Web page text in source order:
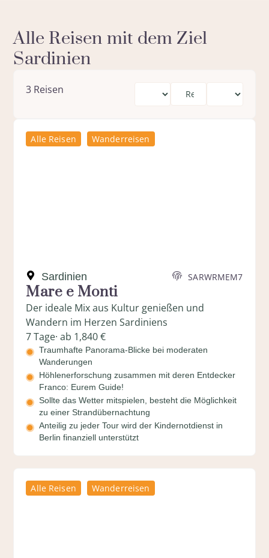
Alle Reisen mit dem Ziel
Sardinien
3 Reisen
Alle Reisen Wanderreisen
Sardinien SARWRMEM7
Mare e Monti
Der ideale Mix aus Kultur genießen und
Wandern im Herzen Sardiniens
7 Tage· ab 1,840 €
Traumhafte Panorama-Blicke bei moderaten
Wanderungen
Höhlenerforschung zusammen mit deren Entdecker
Franco: Eurem Guide!
Sollte das Wetter mitspielen, besteht die Möglichkeit
zu einer Strandübernachtung
Anteilig zu jeder Tour wird der Kindernotdienst in
Berlin finanziell unterstützt
Alle Reisen Wanderreisen